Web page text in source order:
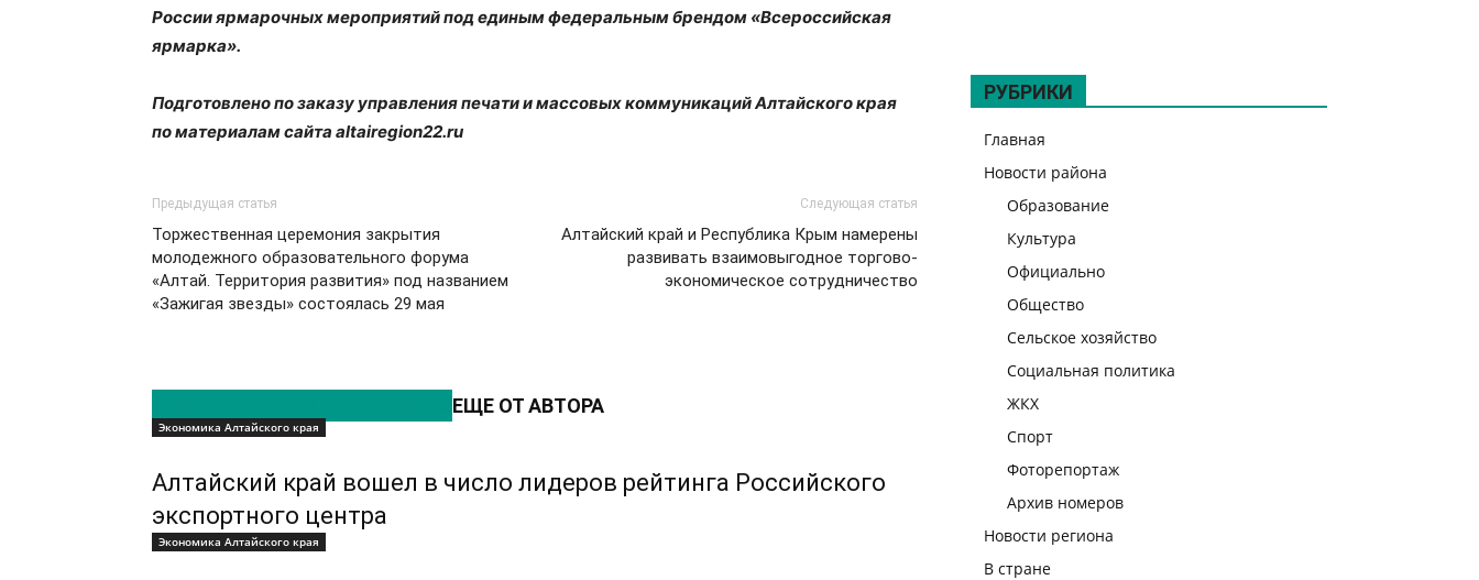
России ярмарочных мероприятий под единым федеральным брендом «Всероссийская
ярмарка».
Подготовлено по заказу управления печати и массовых коммуникаций Алтайского края
по материалам сайта altairegion22.ru
Предыдущая статья
Торжественная церемония закрытия
молодежного образовательного форума
«Алтай. Территория развития» под названием
«Зажигая звезды» состоялась 29 мая
Следующая статья
Алтайский край и Республика Крым намерены
развивать взаимовыгодное торгово-
экономическое сотрудничество
ЕЩЕ ОТ АВТОРА
Экономика Алтайского края
Алтайский край вошел в число лидеров рейтинга Российского
экспортного центра
Экономика Алтайского края
РУБРИКИ
Главная
Новости района
Образование
Культура
Официально
Общество
Сельское хозяйство
Социальная политика
ЖКХ
Спорт
Фоторепортаж
Архив номеров
Новости региона
В стране